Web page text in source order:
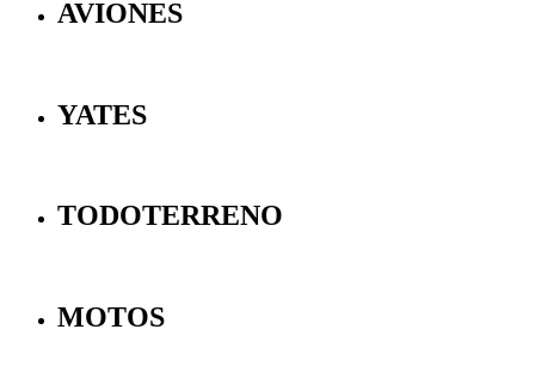
AVIONES
YATES
TODOTERRENO
MOTOS